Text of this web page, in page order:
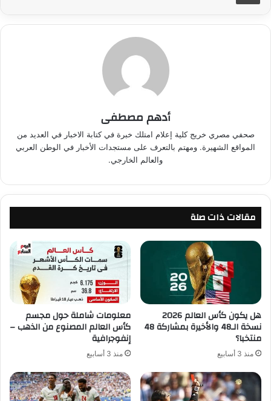
أدهم مصطفى
صحفي مصري خريج كلية إعلام امتلك خبرة في كتابة الاخبار في العديد من
المواقع الشهيرة. ومهتم بالتعرف على مستجدات الأخبار في الوطن العربي
والعالم الخارجي.
مقالات ذات صلة
هل يكون كأس العالم 2026
نسخة الـ48 والأخيرة بمشاركة 48
منتخبا؟
منذ 3 أسابيع
معلومات شاملة حول مجسم
كأس العالم المصنوع من الذهب –
إنفوجرافية
منذ 3 أسابيع